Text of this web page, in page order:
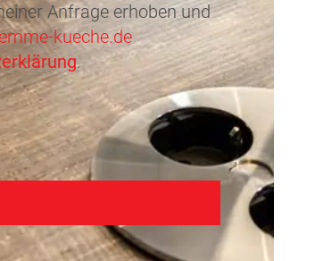
Anfrage erhoben und
kueche.de
.